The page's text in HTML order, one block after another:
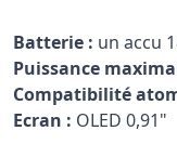
Batterie : un accu
Puissance
Compatibilité
Ecran : OLED 0,91"